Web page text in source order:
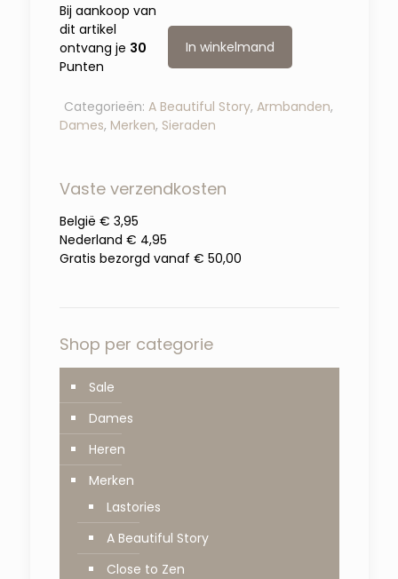
Bij aankoop van
dit artikel
ontvang je 30
Punten
In winkelmand
Categorieën: A Beautiful Story, Armbanden,
Dames, Merken, Sieraden
Vaste verzendkosten
België € 3,95
Nederland € 4,95
Gratis bezorgd vanaf € 50,00
Shop per categorie
Sale
Dames
Heren
Merken
Lastories
A Beautiful Story
Close to Zen